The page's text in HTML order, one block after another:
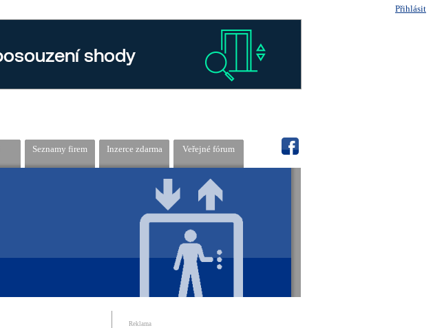
Přihlásit
Seznamy firem Inzerce zdarma Veřejné fórum
Reklama